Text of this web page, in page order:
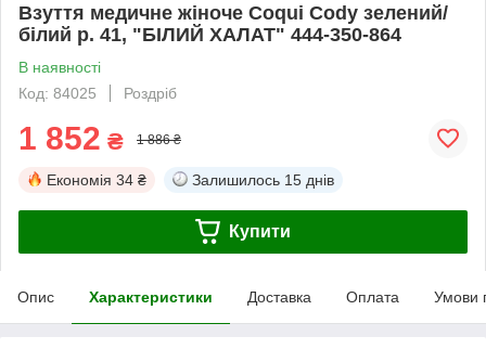
Взуття медичне жіноче Coqui Cody зелений/
білий р. 41, "БІЛИЙ ХАЛАТ" 444-350-864
В наявності
Код: 84025
Роздріб
1 852 ₴ 1 886 ₴
Економія 34 ₴ Залишилось 15 днів
Купити
Опис Характеристики Доставка Оплата Умови